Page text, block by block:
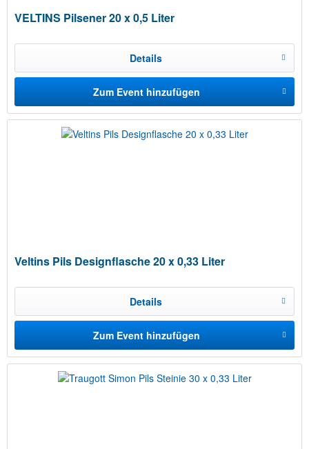
VELTINS Pilsener 20 x 0,5 Liter
Details
Zum Event hinzufügen
Veltins Pils Designflasche 20 x 0,33 Liter
Details
Zum Event hinzufügen